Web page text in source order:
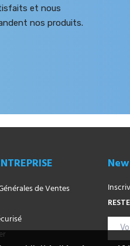
et nous
nos produits.
de Ventes